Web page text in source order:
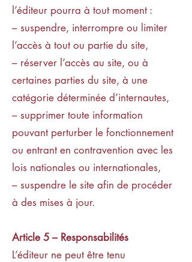
l’éditeur pourra à tout moment :
– suspendre, interrompre ou limiter
l’accès à tout ou partie du site,
– réserver l’accès au site, ou à
certaines parties du site, à une
catégorie déterminée d’internautes,
– supprimer toute information
pouvant perturber le fonctionnement
ou entrant en contravention avec les
lois nationales ou internationales,
– suspendre le site afin de procéder
à des mises à jour.
Article 5 – Responsabilités
L’éditeur ne peut être tenu